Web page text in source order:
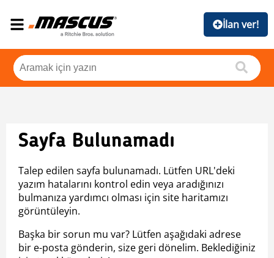
İlan ver!
Sayfa Bulunamadı
Talep edilen sayfa bulunamadı. Lütfen URL'deki
yazım hatalarını kontrol edin veya aradığınızı
bulmanıza yardımcı olması için site haritamızı
görüntüleyin.
Başka bir sorun mu var? Lütfen aşağıdaki adrese
bir e-posta gönderin, size geri dönelim. Beklediğiniz